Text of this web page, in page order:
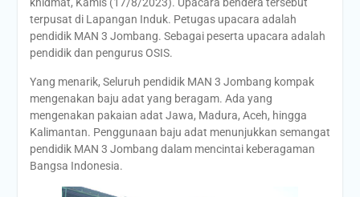
terpusat di Lapangan Induk. Petugas upacara adalah
pendidik MAN 3 Jombang. Sebagai peserta upacara adalah
pendidik dan pengurus OSIS.
Yang menarik, Seluruh pendidik MAN 3 Jombang kompak
mengenakan baju adat yang beragam. Ada yang
mengenakan pakaian adat Jawa, Madura, Aceh, hingga
Kalimantan. Penggunaan baju adat menunjukkan semangat
pendidik MAN 3 Jombang dalam mencintai keberagaman
Bangsa Indonesia.